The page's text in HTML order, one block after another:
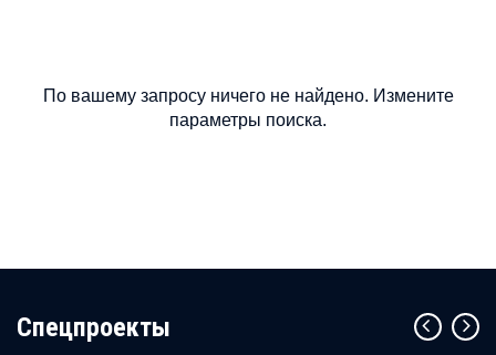
По вашему запросу ничего не найдено. Измените
параметры поиска.
Cпецпроекты